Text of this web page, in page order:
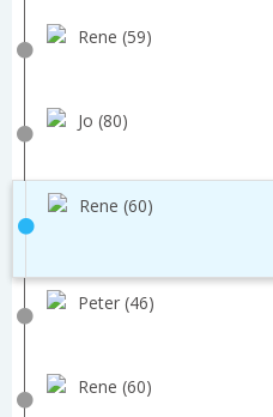
Rene (59)
Jo (80)
Rene (60)
Peter (46)
Rene (60)